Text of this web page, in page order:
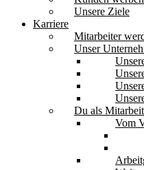
Unsere Ziele
Karriere
Mitarbeiter
Unser
Du als
Vom